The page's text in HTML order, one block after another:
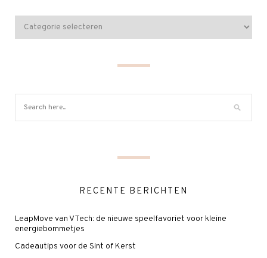
RECENTE BERICHTEN
LeapMove van VTech: de nieuwe speelfavoriet voor kleine
energiebommetjes
Cadeautips voor de Sint of Kerst